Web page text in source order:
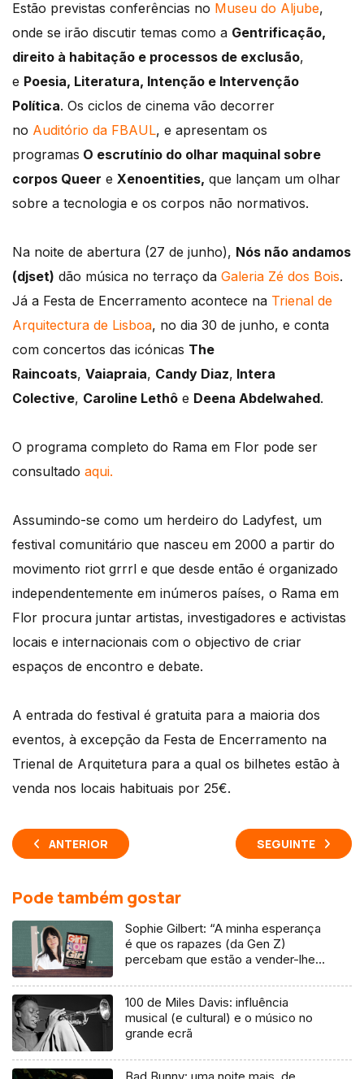
Estão previstas conferências no Museu do Aljube,
onde se irão discutir temas como a Gentrificação,
direito à habitação e processos de exclusão,
e Poesia, Literatura, Intenção e Intervenção
Política. Os ciclos de cinema vão decorrer
no Auditório da FBAUL, e apresentam os
programas O escrutínio do olhar maquinal sobre
corpos Queer e Xenoentities, que lançam um olhar
sobre a tecnologia e os corpos não normativos.
Na noite de abertura (27 de junho), Nós não andamos
(djset) dão música no terraço da Galeria Zé dos Bois.
Já a Festa de Encerramento acontece na Trienal de
Arquitectura de Lisboa, no dia 30 de junho, e conta
com concertos das icónicas The
Raincoats, Vaiapraia, Candy Diaz, Intera
Colective, Caroline Lethô e Deena Abdelwahed.
O programa completo do Rama em Flor pode ser
consultado aqui.
Assumindo-se como um herdeiro do Ladyfest, um
festival comunitário que nasceu em 2000 a partir do
movimento riot grrrl e que desde então é organizado
independentemente em inúmeros países, o Rama em
Flor procura juntar artistas, investigadores e activistas
locais e internacionais com o objectivo de criar
espaços de encontro e debate.
A entrada do festival é gratuita para a maioria dos
eventos, à excepção da Festa de Encerramento na
Trienal de Arquitetura para a qual os bilhetes estão à
venda nos locais habituais por 25€.
ANTERIOR SEGUINTE
Pode também gostar
Sophie Gilbert: “A minha esperança
é que os rapazes (da Gen Z)
percebam que estão a vender-lhes
100 de Miles Davis: influência
musical (e cultural) e o músico no
grande ecrã